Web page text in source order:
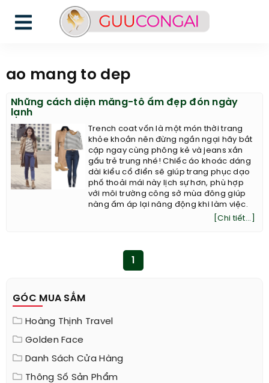
ao mang to dep
Những cách diện măng-tô ấm đẹp đón ngày
lạnh
Trench coat vốn là một món thời trang
khỏe khoắn nên đừng ngần ngại hãy bắt
cặp ngay cùng phông kẻ và jeans xắn
gấu trẻ trung nhé! Chiếc áo khoác dáng
dài kiểu cổ điển sẽ giúp trang phục dạo
phố thoải mái này lịch sự hơn, phù hợp
với môi trường công sở mùa đông giúp
nàng ấm áp lại năng động khi làm việc.
[Chi tiết...]
GÓC MUA SẮM
Hoàng Thịnh Travel
Golden Face
Danh Sách Cửa Hàng
Thông Số Sản Phẩm